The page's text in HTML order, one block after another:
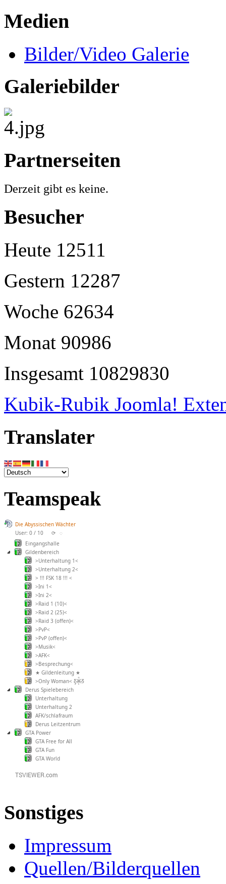
Medien
Bilder/Video Galerie
Galeriebilder
Partnerseiten
Derzeit gibt es keine.
Besucher
Heute 12511
Gestern 12287
Woche 62634
Monat 90986
Insgesamt 10829830
Kubik-Rubik Joomla!
Translater
Teamspeak
Die Abyssischen Wächter
User: 0 / 10
⟳ ◌
Eingangshalle
Gildenbereich
>Unterhaltung 1<
>Unterhaltung 2<
> !!! FSK 18 !!! <
>Ini 1<
>Ini 2<
>Raid 1 (10)<
>Raid 2 (25)<
>Raid 3 (offen)<
>PvP<
>PvP (offen)<
>Musik<
>AFK<
>Besprechung<
★ Gildenleitung ★
>Only Woman< Ƹ̵̡Ӝ̵̨̄Ʒ
Derus Spielebereich
Unterhaltung
Unterhaltung 2
AFK/schlafraum
Derus Leitzentrum
GTA Power
GTA Free for All
GTA Fun
GTA World
Sonstiges
Impressum
Quellen/Bilderquellen